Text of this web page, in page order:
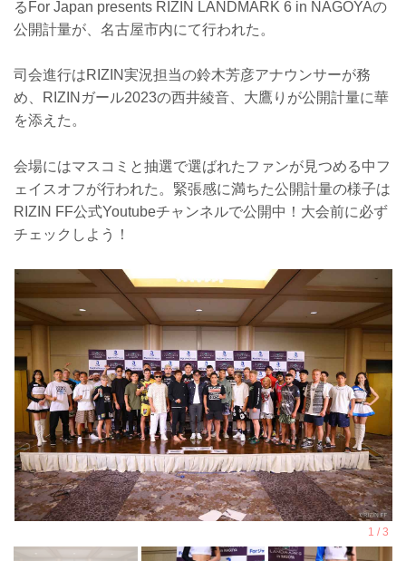
るFor Japan presents RIZIN LANDMARK 6 in NAGOYAの
公開計量が、名古屋市内にて行われた。
司会進行はRIZIN実況担当の鈴木芳彦アナウンサーが務
め、RIZINガール2023の西井綾音、大鷹りが公開計量に華
を添えた。
会場にはマスコミと抽選で選ばれたファンが見つめる中フ
ェイスオフが行われた。緊張感に満ちた公開計量の様子は
RIZIN FF公式Youtubeチャンネルで公開中！大会前に必ず
チェックしよう！